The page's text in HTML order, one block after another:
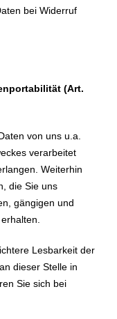
bei Widerruf
(Art.
von uns u.a.
verarbeitet
Weiterhin
die Sie uns
gängigen und
Lesbarkeit der
dieser Stelle in
Sie sich bei